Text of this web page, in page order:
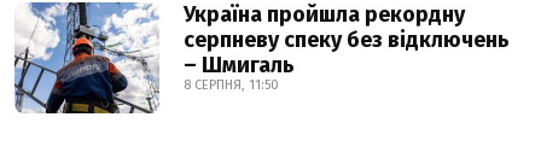
Україна пройшла рекордну
серпневу спеку без відключень
– Шмигаль
8 СЕРПНЯ, 11:50